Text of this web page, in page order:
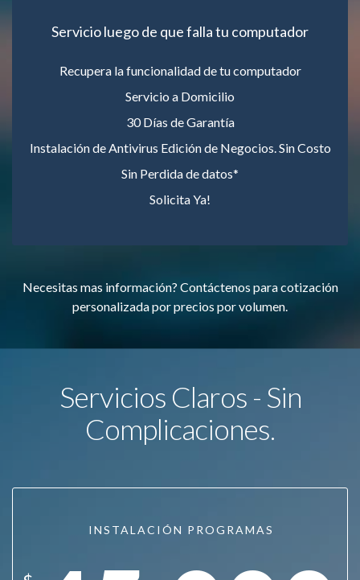
Servicio luego de que falla tu computador
Recupera la funcionalidad de tu computador
Servicio a Domicilio
30 Días de Garantía
Instalación de Antivirus Edición de Negocios. Sin Costo
Sin Perdida de datos*
Solicita Ya!
Necesitas mas información? Contáctenos para cotización
personalizada por precios por volumen.
Servicios Claros - Sin
Complicaciones.
INSTALACIÓN PROGRAMAS